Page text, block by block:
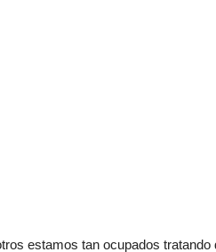
estamos tan ocupados